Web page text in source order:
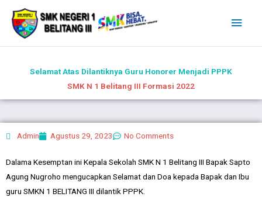
Lewati
konten
Selamat Atas Dilantiknya Guru Honorer Menjadi PPPK
SMK N 1 Belitang III Formasi 2022
Admin Agustus 29, 2023 No Comments
Dalama Kesemptan ini Kepala Sekolah SMK N 1 Belitang III Bapak Sapto
Agung Nugroho mengucapkan Selamat dan Doa kepada Bapak dan Ibu
guru SMKN 1 BELITANG III dilantik PPPK.